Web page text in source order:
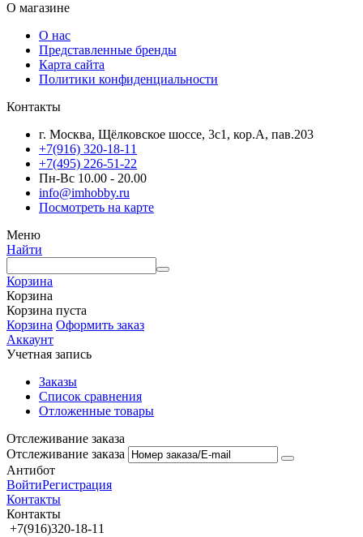
О магазине
О нас
Представленные бренды
Карта сайта
Политики конфиденциальности
Контакты
г. Москва, Щёлковское шоссе, 3с1, кор.А, пав.203
+7(916) 320-18-11
+7(495) 226-51-22
Пн-Вс 10.00 - 20.00
info@imhobby.ru
Посмотреть на карте
Меню
Найти
Корзина
Корзина
Корзина пуста
Корзина Оформить заказ
Аккаунт
Учетная запись
Заказы
Список сравнения
Отложенные товары
Отслеживание заказа
Отслеживание заказа
Антибот
ВойтиРегистрация
Контакты
Контакты
+7(916)320-18-11